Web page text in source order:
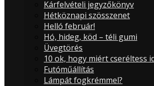
Kárfelvételi jegyzőkönyv
Hétköznapi szösszenet
Helló február!
Hó, hideg, köd – téli gumi
Üvegtörés
10 ok, hogy miért cseréltess
Futóműállítás
Lámpát fogkrémmel?